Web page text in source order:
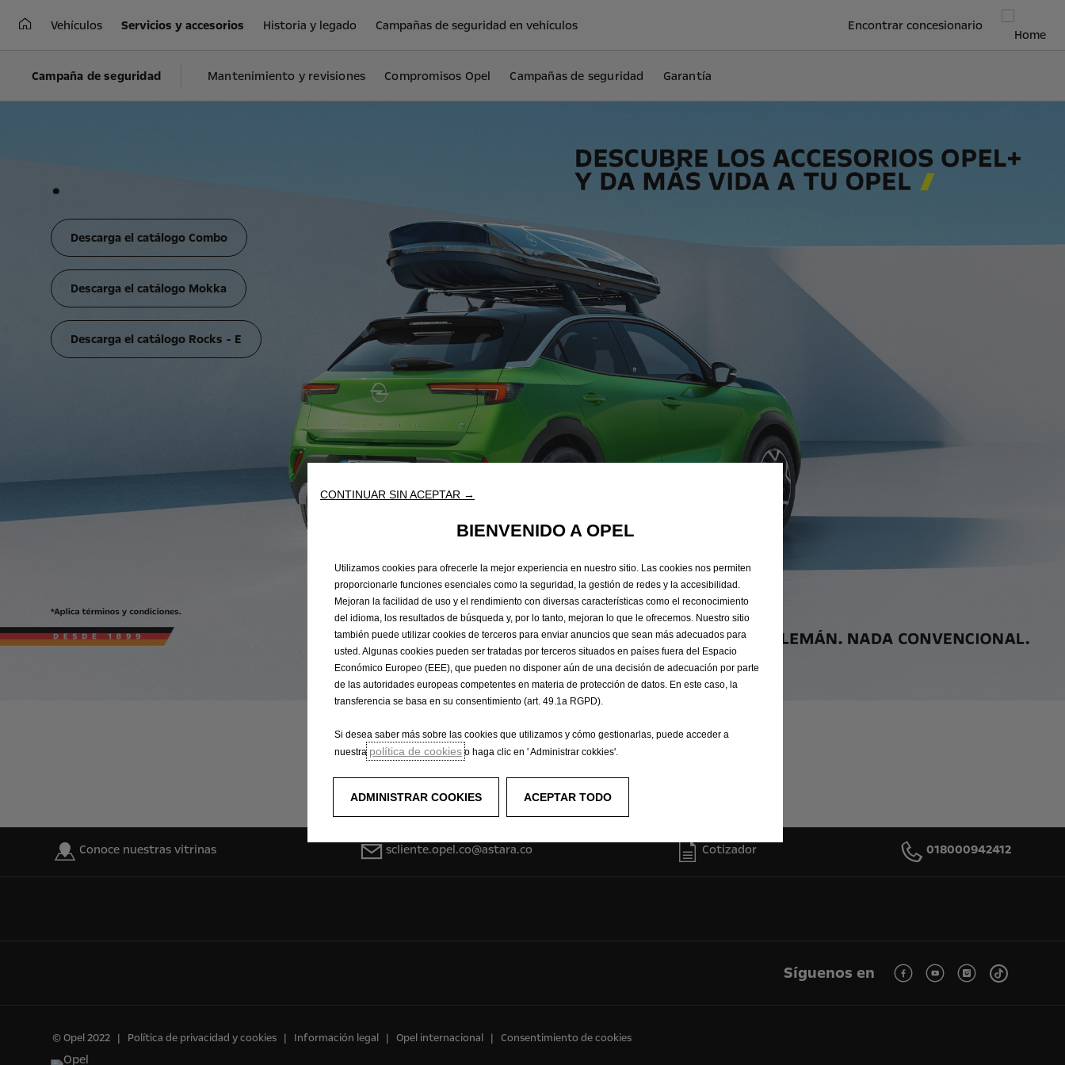
Encontrar concesionario
Vehículos Servicios y accesorios Historia y legado Campañas de seguridad en vehículos
Campaña de seguridad Mantenimiento y revisiones Compromisos Opel Campañas de seguridad Garantía
.
Descarga el catálogo Combo
Descarga el catálogo Mokka
Descarga el catálogo Rocks - E
Conoce nuestras vitrinas scliente.opel.co@astara.co Cotizador 018000942412
Síguenos en
© Opel 2022 Política de privacidad y cookies Información legal Opel internacional Consentimiento de cookies
CONTINUAR SIN ACEPTAR →
BIENVENIDO A OPEL
Utilizamos cookies para ofrecerle la mejor experiencia en nuestro sitio. Las cookies nos permiten
proporcionarle funciones esenciales como la seguridad, la gestión de redes y la accesibilidad.
Mejoran la facilidad de uso y el rendimiento con diversas características como el reconocimiento
del idioma, los resultados de búsqueda y, por lo tanto, mejoran lo que le ofrecemos. Nuestro sitio
también puede utilizar cookies de terceros para enviar anuncios que sean más adecuados para
usted. Algunas cookies pueden ser tratadas por terceros situados en países fuera del Espacio
Económico Europeo (EEE), que pueden no disponer aún de una decisión de adecuación por parte
de las autoridades europeas competentes en materia de protección de datos. En este caso, la
transferencia se basa en su consentimiento (art. 49.1a RGPD).
Si desea saber más sobre las cookies que utilizamos y cómo gestionarlas, puede acceder a
nuestra política de cookies o haga clic en ' Administrar cokkies'.
ADMINISTRAR COOKIES ACEPTAR TODO